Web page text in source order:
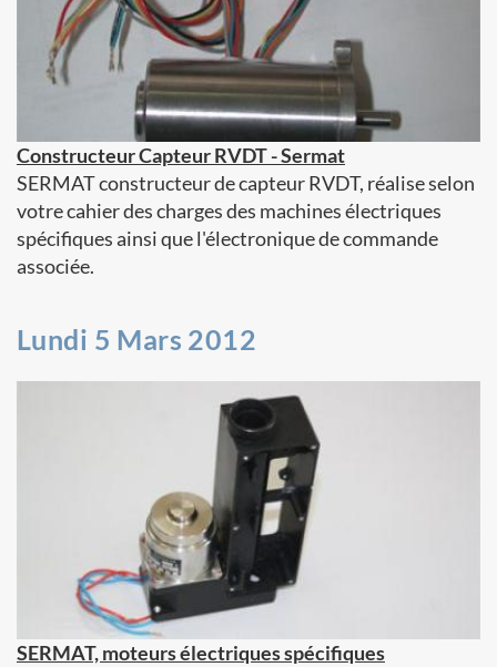
Constructeur Capteur RVDT - Sermat
SERMAT constructeur de capteur RVDT, réalise selon
votre cahier des charges des machines électriques
spécifiques ainsi que l'électronique de commande
associée.
Lundi 5 Mars 2012
SERMAT, moteurs électriques spécifiques